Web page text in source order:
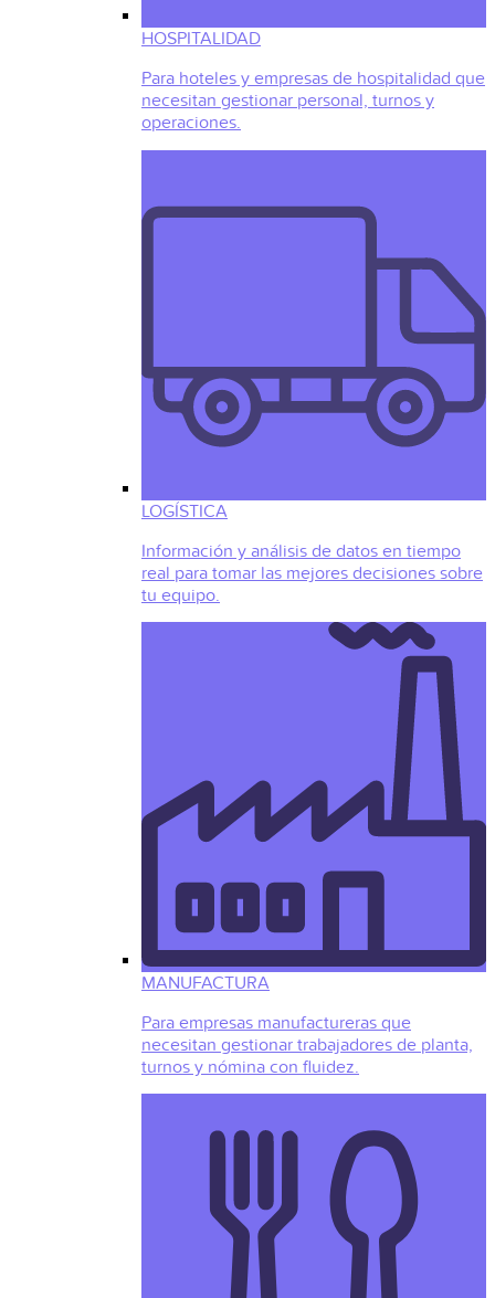
HOSPITALIDAD
Para hoteles y empresas de hospitalidad que
necesitan gestionar personal, turnos y
operaciones.
LOGÍSTICA
Información y análisis de datos en tiempo
real para tomar las mejores decisiones sobre
tu equipo.
MANUFACTURA
Para empresas manufactureras que
necesitan gestionar trabajadores de planta,
turnos y nómina con fluidez.